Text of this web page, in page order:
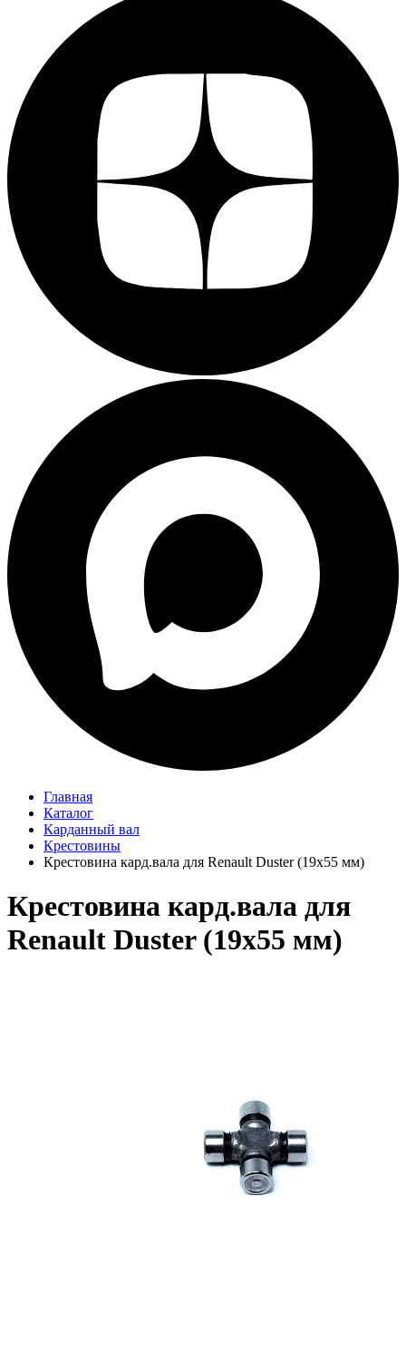
Главная
Каталог
Карданный вал
Крестовины
Крестовина кард.вала для Renault Duster (19х55 мм)
Крестовина кард.вала для
Renault Duster (19х55 мм)